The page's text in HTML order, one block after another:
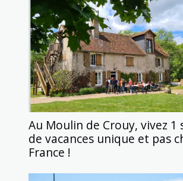
Au Moulin de Crouy, vivez 1
de vacances unique et pas
France !